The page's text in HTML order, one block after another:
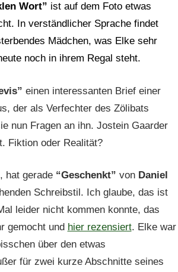
Wort” ist auf dem Foto etwas
In verständlicher Sprache findet
Mädchen, was Elke sehr
noch in ihrem Regal steht.
einen interessanten Brief einer
der als Verfechter des Zölibats
nun Fragen an ihn. Jostein Gaarder
Fiktion oder Realität?
hat gerade “Geschenkt” vonDaniel
Schreibstil. Ich glaube, das ist
leider nicht kommen konnte, das
gemocht und hier rezensiert. Elke war
über den etwas
für zwei kurze Abschnitte seines